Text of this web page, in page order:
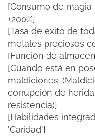
[Consumo de magia
+200%]
[Tasa de éxito de
metales preciosos
[Función de
[Cuando está en
maldiciones.
corrupción de
resistencia)]
[Habilidades
'Caridad']